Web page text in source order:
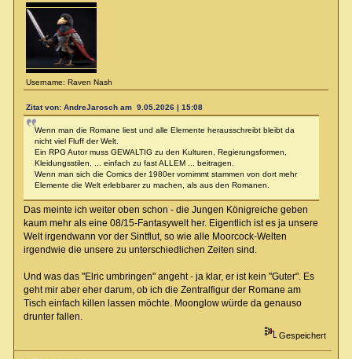
Username: Raven Nash
Zitat von: AndreJarosch am 9.05.2026 | 15:08
Wenn man die Romane liest und alle Elemente herausschreibt bleibt da
nicht viel Fluff der Welt.
Ein RPG Autor muss GEWALTIG zu den Kulturen, Regierungsformen,
Kleidungsstilen, ... einfach zu fast ALLEM ... beitragen.
Wenn man sich die Comics der 1980er vornimmt stammen von dort mehr
Elemente die Welt erlebbarer zu machen, als aus den Romanen.
Das meinte ich weiter oben schon - die Jungen Königreiche geben
kaum mehr als eine 08/15-Fantasywelt her. Eigentlich ist es ja unsere
Welt irgendwann vor der Sintflut, so wie alle Moorcock-Welten
irgendwie die unsere zu unterschiedlichen Zeiten sind.
Und was das "Elric umbringen" angeht - ja klar, er ist kein "Guter". Es
geht mir aber eher darum, ob ich die Zentralfigur der Romane am
Tisch einfach killen lassen möchte. Moonglow würde da genauso
drunter fallen.
Gespeichert